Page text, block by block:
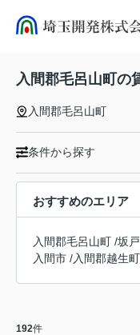
入間郡毛呂山町の
入間郡毛呂山町
条件から探す
おすすめのエリア
入間郡毛呂山町 /坂
入間市 /入間郡越生町
192件